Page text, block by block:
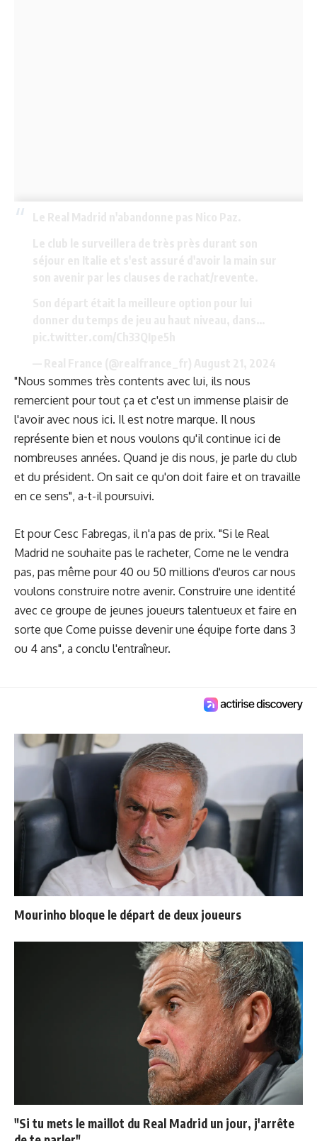
"Nous sommes très contents avec lui, ils nous
remercient pour tout ça et c'est un immense plaisir de
l'avoir avec nous ici. Il est notre marque. Il nous
représente bien et nous voulons qu'il continue ici de
nombreuses années. Quand je dis nous, je parle du club
et du président. On sait ce qu'on doit faire et on travaille
en ce sens", a-t-il poursuivi.
Et pour Cesc Fabregas, il n'a pas de prix. "Si le Real
Madrid ne souhaite pas le racheter, Come ne le vendra
pas, pas même pour 40 ou 50 millions d'euros car nous
voulons construire notre avenir. Construire une identité
avec ce groupe de jeunes joueurs talentueux et faire en
sorte que Come puisse devenir une équipe forte dans 3
ou 4 ans", a conclu l'entraîneur.
Mourinho bloque le départ de deux joueurs
"Si tu mets le maillot du Real Madrid un jour, j'arrête